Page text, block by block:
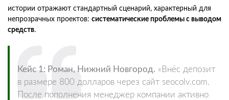
истории отражают стандартный сценарий, характерный для
непрозрачных проектов: систематические проблемы с выводом
средств.
Кейс 1: Роман, Нижний Новгород. «Внёс депозит
в размере 800 долларов через сайт seocolv.com.
После пополнения менеджер компании активно